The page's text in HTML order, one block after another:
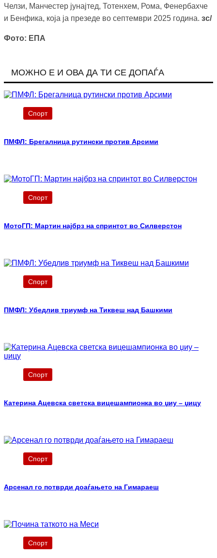
Челзи, Манчестер јунајтед, Тотенхем, Рома, Фенербахче
и Бенфика, која ја презеде во септември 2025 година. зс/
Фото: ЕПА
МОЖНО Е И ОВА ДА ТИ СЕ ДОПАЃА
Спорт
ПМФЛ: Брегалница рутински против Арсими
Спорт
МотоГП: Мартин најбрз на спринтот во Силверстон
Спорт
ПМФЛ: Убедлив триумф на Тиквеш над Башкими
Спорт
Катерина Ацевска светска вицешампионка во џиу – џицу
Спорт
Арсенал го потврди доаѓањето на Гимараеш
Спорт